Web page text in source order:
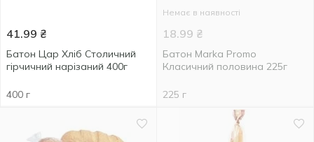
41.99 ₴
Батон Цар Хліб Столичний
гірчичний нарізаний 400г
400 г
Немає в наявності
18.99 ₴
Батон Marka Promo
Класичний половина 225г
225 г